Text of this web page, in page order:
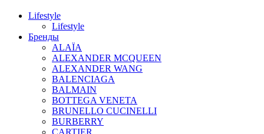
Lifestyle
Lifestyle
Бренды
ALAÏA
ALEXANDER MCQUEEN
ALEXANDER WANG
BALENCIAGA
BALMAIN
BOTTEGA VENETA
BRUNELLO CUCINELLI
BURBERRY
CARTIER